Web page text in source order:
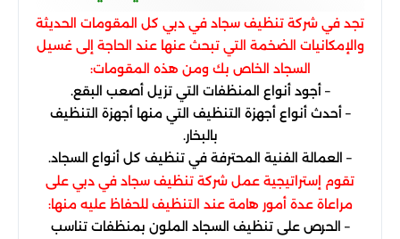
تجد في شركة تنظيف سجاد في دبي كل المقومات الحديثة
والإمكانيات الضخمة التي تبحث عنها عند الحاجة إلى غسيل
السجاد الخاص بك ومن هذه المقومات:
– أجود أنواع المنظفات التي تزيل أصعب البقع.
– أحدث أنواع أجهزة التنظيف التي منها أجهزة التنظيف
بالبخار.
– العمالة الفنية المحترفة في تنظيف كل أنواع السجاد.
تقوم إستراتيجية عمل شركة تنظيف سجاد في دبي على
مراعاة عدة أمور هامة عند التنظيف للحفاظ عليه منها:
– الحرص على تنظيف السجاد الملون بمنظفات تناسب